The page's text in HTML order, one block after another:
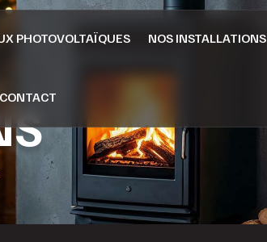
PHOTOVOLTAÏQUES NOS INSTALLATIONS
CONTACT